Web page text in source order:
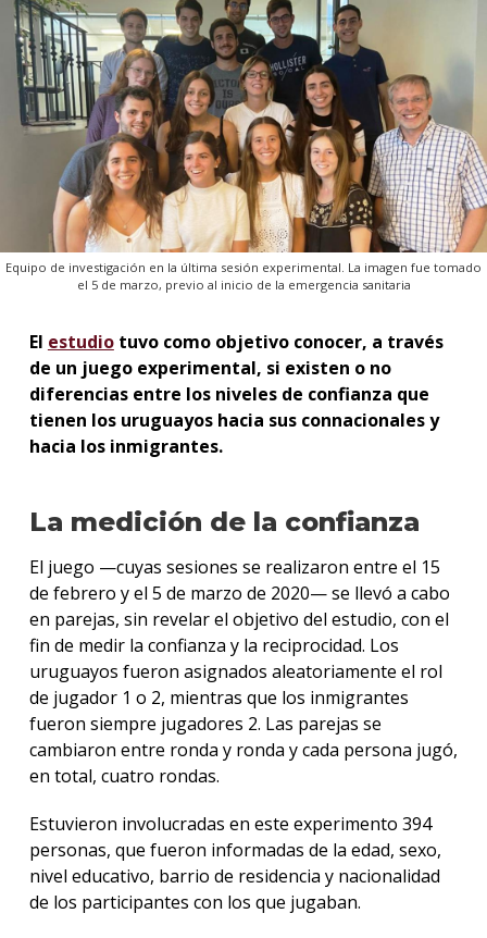
Equipo de investigación en la última sesión experimental. La imagen fue tomado
el 5 de marzo, previo al inicio de la emergencia sanitaria
El estudiotuvo como objetivo conocer, a través
de un juego experimental, si existen o no
diferencias entre los niveles de confianza que
tienen los uruguayos hacia sus connacionales y
hacia los inmigrantes.
La medición de la confianza
El juego —cuyas sesiones se realizaron entre el 15
de febrero y el 5 de marzo de 2020— se llevó a cabo
en parejas, sin revelar el objetivo del estudio, con el
fin de medir la confianza y la reciprocidad. Los
uruguayos fueron asignados aleatoriamente el rol
de jugador 1 o 2, mientras que los inmigrantes
fueron siempre jugadores 2. Las parejas se
cambiaron entre ronda y ronda y cada persona jugó,
en total, cuatro rondas.
Estuvieron involucradas en este experimento 394
personas, que fueron informadas de la edad, sexo,
nivel educativo, barrio de residencia y nacionalidad
de los participantes con los que jugaban.